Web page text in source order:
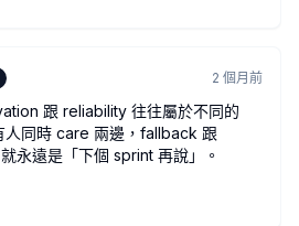
2 個月前
跟 reliability 往往屬於不同的
人同時 care 兩邊，fallback 跟
永遠是「下個 sprint 再說」。